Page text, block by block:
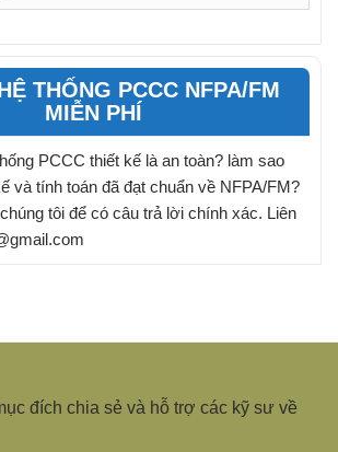
THỐNG PCCC NFPA/FM
MIỄN PHÍ
PCCC thiết kế là an toàn? làm sao
và tính toán đã đạt chuẩn về NFPA/FM?
tôi để có câu trả lời chính xác. Liên
đích chia sẻ và hỗ trợ các kỹ sư về